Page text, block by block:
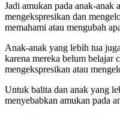
Jadi amukan pada anak-anak
mengekspresikan dan
memahami atau mengubah
Anak-anak yang lebih tua
karena mereka belum belajar
mengekspresikan atau
Untuk balita dan anak yang
menyebabkan amukan pada